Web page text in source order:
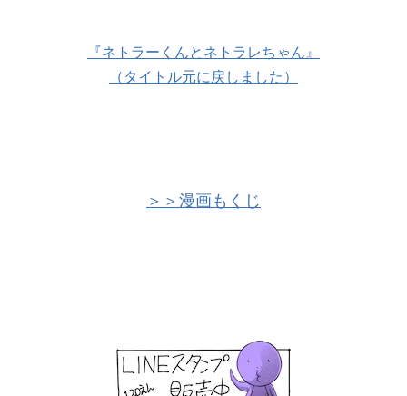
『ネトラーくんとネトラレちゃん』
（タイトル元に戻しました）
＞＞漫画もくじ